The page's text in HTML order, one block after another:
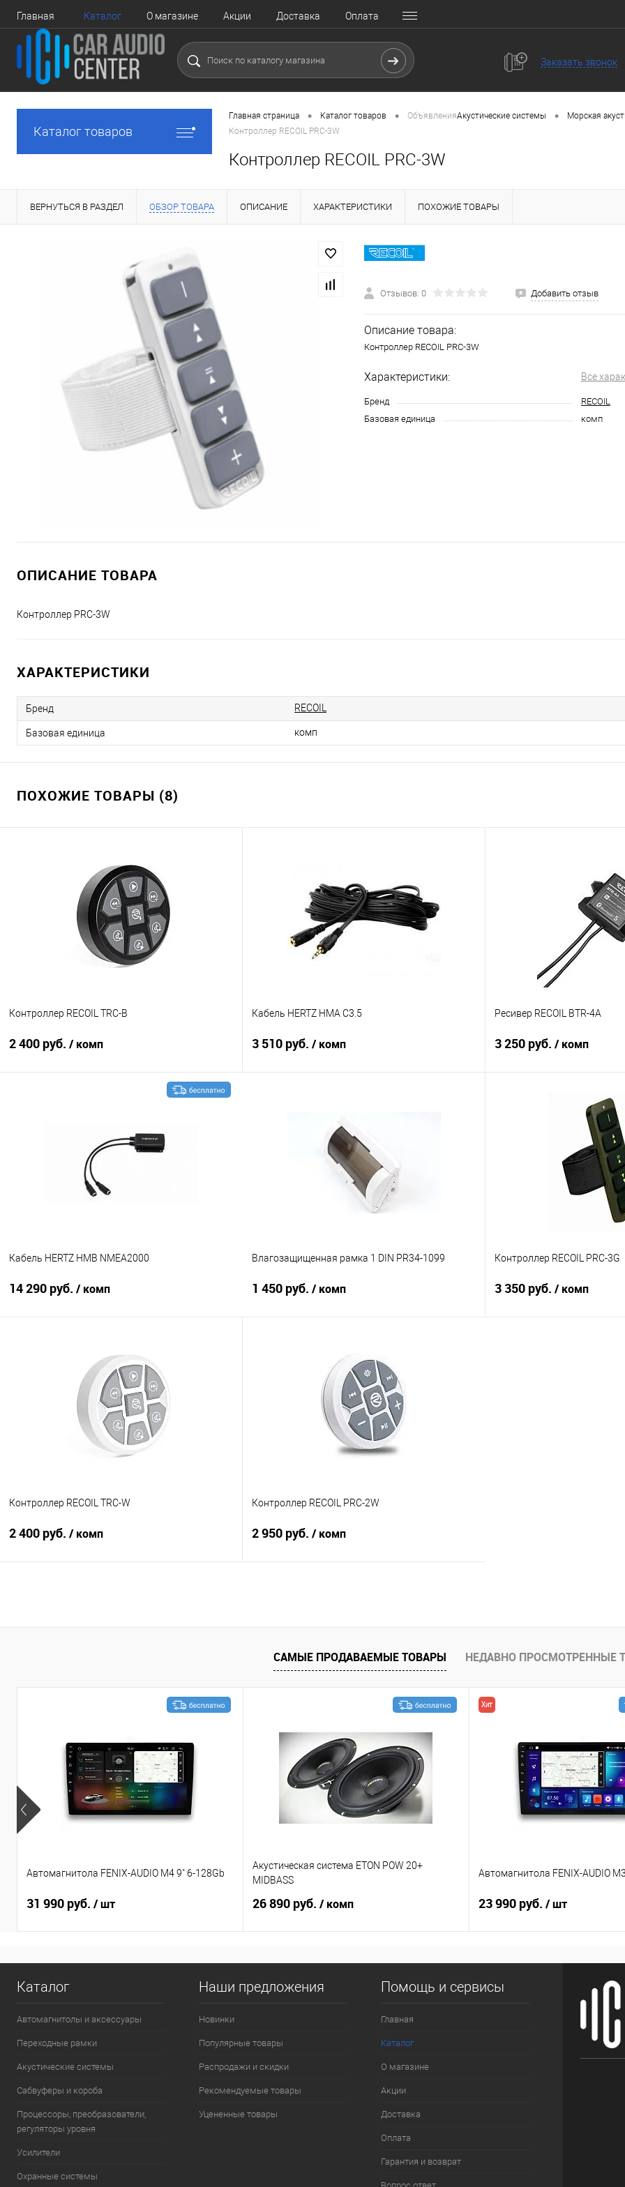
Главная Каталог О магазине Акции Доставка Оплата
Заказать звонок
Каталог товаров
Главная страница • Каталог товаров • ОбъявленияАкустические системы • Морская
Контроллер RECOIL PRC-3W
Контроллер RECOIL PRC-3W
ВЕРНУТЬСЯ В РАЗДЕЛ ОБЗОР ТОВАРА ОПИСАНИЕ ХАРАКТЕРИСТИКИ ПОХОЖИЕ ТОВАРЫ
Отзывов: 0 Добавить отзыв
Описание товара:
Контроллер RECOIL PRC-3W
Характеристики: Все
Бренд
RECOIL
Базовая единица
комп
ОПИСАНИЕ ТОВАРА
Контроллер PRC-3W
ХАРАКТЕРИСТИКИ
Бренд RECOIL
Базовая единица комп
ПОХОЖИЕ ТОВАРЫ (8)
Контроллер RECOIL TRC-B
2 400 руб. / комп
В избранное
Кабель HERTZ HMA C3.5
3 510 руб. / комп
Ресивер RECOIL BTR-4A
3 250 руб. / комп
В
Кабель HERTZ HMB NMEA2000
14 290 руб. / комп
В избранное
Влагозащищенная рамка 1 DIN PR34-1099
1 450 руб. / комп
В избранное
Контроллер RECOIL PRC-3G
3 350 руб. / комп
Контроллер RECOIL TRC-W
2 400 руб. / комп
Сравнение В избранное
Контроллер RECOIL PRC-2W
2 950 руб. / комп
Сравнение В избранное
САМЫЕ ПРОДАВАЕМЫЕ ТОВАРЫ НЕДАВНО ПРОСМОТРЕННЫЕ
Автомагнитола FENIX-AUDIO M4 9" 6-128Gb
31 990 руб. / шт
Акустическая система ETON POW 20+
MIDBASS
26 890 руб. / комп
Хит
Автомагнитола FENIX-AUDIO
23 990 руб. / шт
Каталог
Автомагнитолы и аксессуары
Переходные рамки
Акустические системы
Сабвуферы и короба
Процессоры, преобразователи,
регуляторы уровня
Усилители
Охранные системы
Наши предложения
Новинки
Популярные товары
Распродажи и скидки
Рекомендуемые товары
Уцененные товары
Помощь и сервисы
Главная
Каталог
О магазине
Акции
Доставка
Оплата
Гарантия и возврат